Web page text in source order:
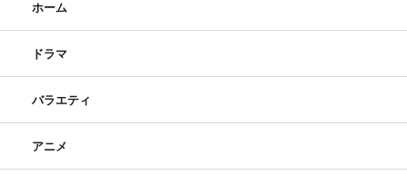
ホーム
ドラマ
バラエティ
アニメ